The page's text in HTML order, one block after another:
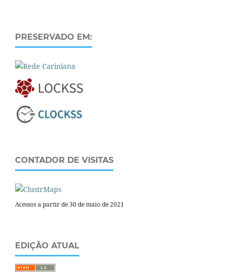
PRESERVADO EM:
CONTADOR DE VISITAS
Acessos a partir de 30 de maio de 2021
EDIÇÃO ATUAL